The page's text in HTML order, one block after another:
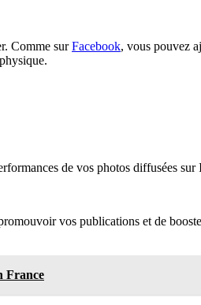
Comme surFacebook, vous pouvez
de vos photos diffusées
vos publications et de
France